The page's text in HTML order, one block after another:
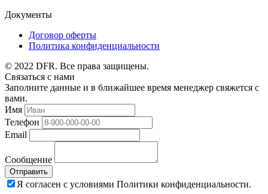
Документы
Договор оферты
Политика конфиденциальности
© 2022 DFR. Все права защищены.
Связаться с нами
Заполните данные и в ближайшее время менеджер свяжется с
вами.
Имя
Телефон
Email
Сообщение
Отправить
Я согласен с условиями Политики конфиденциальности.